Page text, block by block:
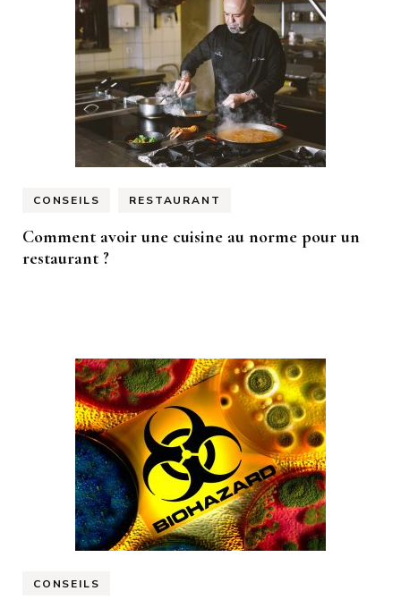
CONSEILS RESTAURANT
Comment avoir une cuisine au norme pour un
restaurant ?
CONSEILS